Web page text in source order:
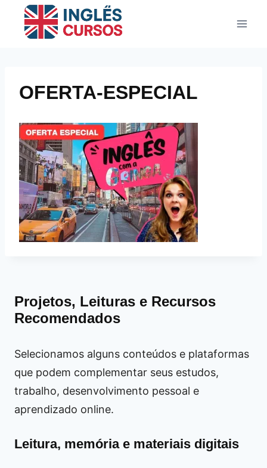
OFERTA-ESPECIAL
Projetos, Leituras e Recursos
Recomendados
Selecionamos alguns conteúdos e plataformas
que podem complementar seus estudos,
trabalho, desenvolvimento pessoal e
aprendizado online.
Leitura, memória e materiais digitais